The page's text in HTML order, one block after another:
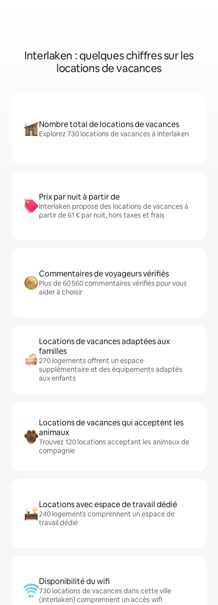
Interlaken : quelques chiffres sur les
locations de vacances
Nombre total de locations de vacances
Explorez 730 locations de vacances à Interlaken
Prix par nuit à partir de
Interlaken propose des locations de vacances à
partir de 61 € par nuit, hors taxes et frais
Commentaires de voyageurs vérifiés
Plus de 60 560 commentaires vérifiés pour vous
aider à choisir
Locations de vacances adaptées aux
familles
270 logements offrent un espace
supplémentaire et des équipements adaptés
aux enfants
Locations de vacances qui acceptent les
animaux
Trouvez 120 locations acceptant les animaux de
compagnie
Locations avec espace de travail dédié
240 logements comprennent un espace de
travail dédié
Disponibilité du wifi
730 locations de vacances dans cette ville
(Interlaken) comprennent un accès wifi